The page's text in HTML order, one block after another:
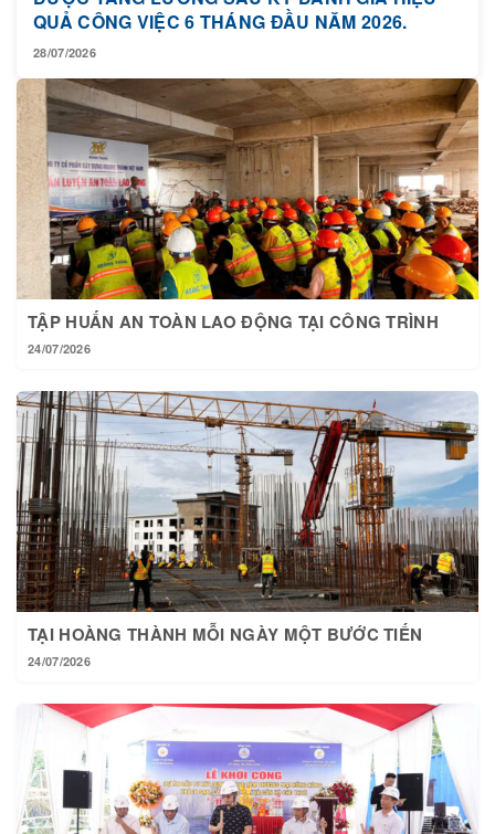
28/07/2026
TẬP HUẤN AN TOÀN LAO ĐỘNG TẠI CÔNG TRÌNH
24/07/2026
TẠI HOÀNG THÀNH MỖI NGÀY MỘT BƯỚC TIẾN
24/07/2026